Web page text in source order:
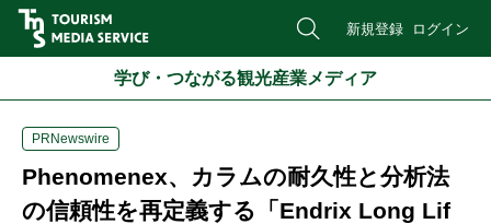
新規登録 ログイン
学び・つながる観光産業メディア
PRNewswire
Phenomenex、カラムの耐久性と分析法
の信頼性を再定義する「Endrix Long Lif